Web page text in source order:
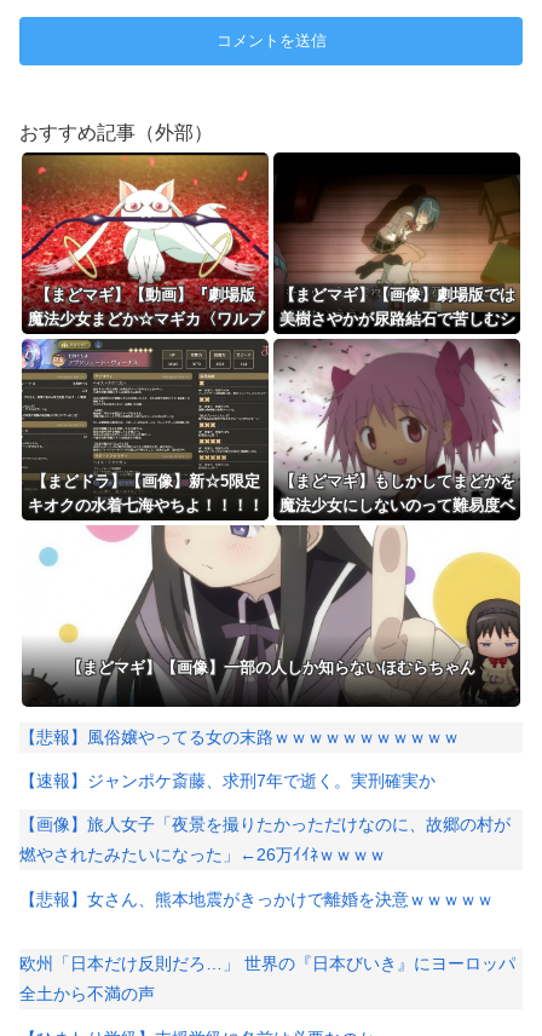
おすすめ記事（外部）
【まどマギ】【動画】『劇場版
魔法少女まどか☆マギカ〈ワルプ
ルギスの廻天〉』本予告が公
開！！！！
【まどマギ】【画像】劇場版では
美樹さやかが尿路結石で苦しむシ
ーンが追加されたってホントです
【まどドラ】【画像】新☆5限定
キオクの水着七海やちよ！！！！
水全体ブレイカー
【まどマギ】もしかしてまどかを
魔法少女にしないのって難易度ベ
リーハードなのでは？
【まどマギ】【画像】一部の人しか知らないほむらちゃん
【悲報】風俗嬢やってる女の末路ｗｗｗｗｗｗｗｗｗｗｗ
【速報】ジャンポケ斎藤、求刑7年で逝く。実刑確実か
【画像】旅人女子「夜景を撮りたかっただけなのに、故郷の村が
燃やされたみたいになった」←26万ｲｲﾈｗｗｗｗ
【悲報】女さん、熊本地震がきっかけで離婚を決意ｗｗｗｗｗ
欧州「日本だけ反則だろ…」 世界の『日本びいき』にヨーロッパ
全土から不満の声